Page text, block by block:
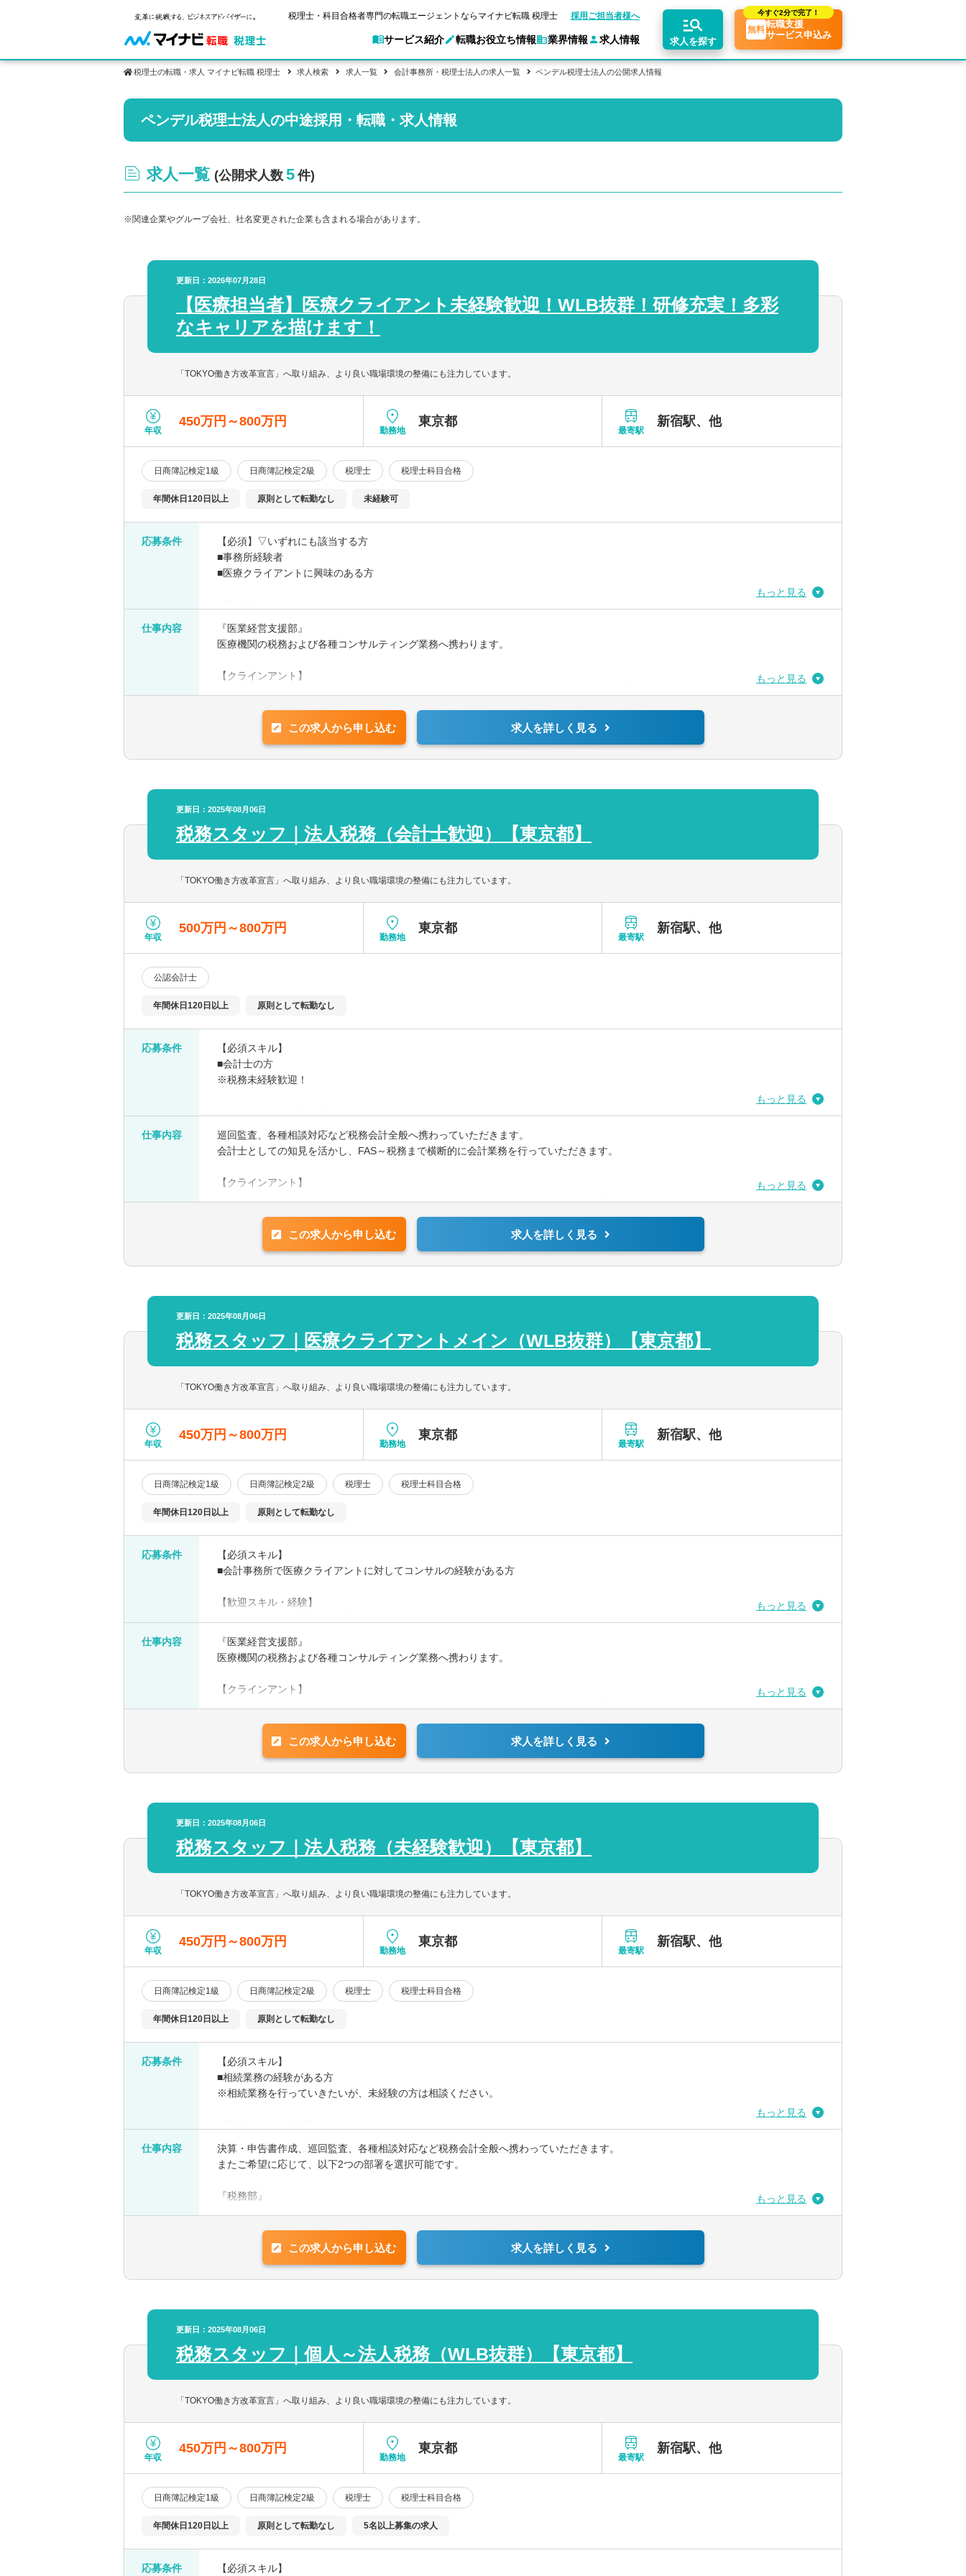
税理士・科目合格者専門の転職エージェントならマイナビ転職 税理士 採用ご担当者様へ
求人を探す
今すぐ2分で完了！
無料転職支援
サービス申込み
サービス紹介
サービス紹介
マイナビ転職 税理士とは？
アクセスマップ
Web面談サービス
個別転職相談会・セミナー
転職お役立ち情報
転職お役立ち情報
ご状況別転職ガイド
年齢別転職ポイント
2回目以降の転職の方へ
女性税理士の転職
キャリア診断
転職お役立ち情報
業界情報
業界情報
税理士試験情報
受験資格・申し込み手順
税理士試験合格後の流れ
ご紹介企業特集
業界情報の記事一覧
求人情報
求人情報
保有資格別求人情報
税理士の転職
業界別求人情報
実名公開企業一覧
関東・首都圏
税理士の転職・求人 マイナビ転職 税理士 求人検索 求人一覧 会計事務所・税理士法人の求人一覧 ペンデル税理士法人の公開求人情報
ペンデル税理士法人の中途採用・転職・求人情報
求人一覧 (公開求人数 5 件)
※関連企業やグループ会社、社名変更された企業も含まれる場合があります。
更新日：2026年07月28日
【医療担当者】医療クライアント未経験歓迎！WLB抜群！研修充実！多彩
なキャリアを描けます！
「TOKYO働き方改革宣言」へ取り組み、より良い職場環境の整備にも注力しています。
年収
450万円～800万円
勤務地
東京都
最寄駅
新宿駅、他
日商簿記検定1級 日商簿記検定2級 税理士 税理士科目合格
年間休日120日以上 原則として転勤なし 未経験可
応募条件
【必須】▽いずれにも該当する方
■事務所経験者
■医療クライアントに興味のある方
もっと見る
仕事内容
『医業経営支援部』
医療機関の税務および各種コンサルティング業務へ携わります。
【クラインアント】
【会計ソフト】
主に弥生会計を使用しています。奉行シリーズなど、クライントに合わせて様々な会計ソフトを使用しています。
もっと見る
この求人から申し込む 求人を詳しく見る
更新日：2025年08月06日
税務スタッフ｜法人税務（会計士歓迎）【東京都】
「TOKYO働き方改革宣言」へ取り組み、より良い職場環境の整備にも注力しています。
年収
500万円～800万円
勤務地
東京都
最寄駅
新宿駅、他
公認会計士
年間休日120日以上 原則として転勤なし
応募条件
【必須スキル】
■会計士の方
※税務未経験歓迎！
社内に会計士は1名在籍しており、税務未経験で税務が行いたいと入社頂いた方です。
もっと見る
仕事内容
巡回監査、各種相談対応など税務会計全般へ携わっていただきます。
会計士としての知見を活かし、FAS～税務まで横断的に会計業務を行っていただきます。
【クラインアント】
【会計ソフト】
主に弥生会計を使用しています。奉行シリーズなど、クライントに合わせて様々な会計ソフトを使用しています。
もっと見る
この求人から申し込む 求人を詳しく見る
更新日：2025年08月06日
税務スタッフ｜医療クライアントメイン（WLB抜群）【東京都】
「TOKYO働き方改革宣言」へ取り組み、より良い職場環境の整備にも注力しています。
年収
450万円～800万円
勤務地
東京都
最寄駅
新宿駅、他
日商簿記検定1級 日商簿記検定2級 税理士 税理士科目合格
年間休日120日以上 原則として転勤なし
応募条件
【必須スキル】
■会計事務所で医療クライアントに対してコンサルの経験がある方
【歓迎スキル・経験】
もっと見る
仕事内容
『医業経営支援部』
医療機関の税務および各種コンサルティング業務へ携わります。
【クラインアント】
【会計ソフト】
主に弥生会計を使用しています。奉行シリーズなど、クライントに合わせて様々な会計ソフトを使用しています。
もっと見る
この求人から申し込む 求人を詳しく見る
更新日：2025年08月06日
税務スタッフ｜法人税務（未経験歓迎）【東京都】
「TOKYO働き方改革宣言」へ取り組み、より良い職場環境の整備にも注力しています。
年収
450万円～800万円
勤務地
東京都
最寄駅
新宿駅、他
日商簿記検定1級 日商簿記検定2級 税理士 税理士科目合格
年間休日120日以上 原則として転勤なし
応募条件
【必須スキル】
■相続業務の経験がある方
※相続業務を行っていきたいが、未経験の方は相談ください。
■マネジメントの経験がある方
■税理士試験科目保持者以上
もっと見る
仕事内容
決算・申告書作成、巡回監査、各種相談対応など税務会計全般へ携わっていただきます。
またご希望に応じて、以下2つの部署を選択可能です。
『税務部』
『医業経営支援部』
医療機関の税務および各種コンサルティング業務へ携わります。
主に弥生会計を使用しています。奉行シリーズなど、クライントに合わせて様々な会計ソフトを使用しています。
もっと見る
この求人から申し込む 求人を詳しく見る
更新日：2025年08月06日
税務スタッフ｜個人～法人税務（WLB抜群）【東京都】
「TOKYO働き方改革宣言」へ取り組み、より良い職場環境の整備にも注力しています。
年収
450万円～800万円
勤務地
東京都
最寄駅
新宿駅、他
日商簿記検定1級 日商簿記検定2級 税理士 税理士科目合格
年間休日120日以上 原則として転勤なし 5名以上募集の求人
応募条件 【必須スキル】